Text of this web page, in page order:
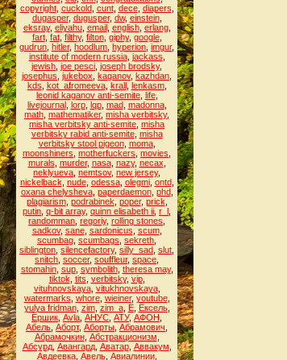
copyright, cuckold, cunt, dece, diapers
dugasper, dugusper, dw, einstein,
eksray, eliyahu, email, english, erlang,
fart, fat, filthy, filton, giphy, google,
gudrun hitler, hoodlum hyperion imgur,
institute of modern russia, jackass
jewish joe pesci joseph brodsky,
josephus jukebox kaganov, kazhdan
kds kot_afromeeva, krall, lenkasm,
leonid kaganov anti-semite, life,
livejournal, lorp, lqp, mad, madonna,
math mathematiker, misha verbitsky,
misha verbitsky anti-semite misha
verbitsky rabid anti-semite, misha
verbitsky stool pigeon, moma,
moonshiners motherfuckers movies
murals murder, nasa, nazy, necax
neklyueva nemtsov, new jersey,
nickelback nude, odessa, olegmi, ontd,
oxana chelysheva, paperdaemon, phd,
plagiarism, podrabinek poper, prick
putin q-bit array, quinn elisabeth ii r_l
randomman regoriy, rolling stones
sadkov, sane, sardonicus scum,
scumbag scumbags sekreth
siblington silencefactory, silly_sad slut
snitch soccer, souffleur, space
stomahin, sup, symbolith, theresa may,
tiktok tits verbitsky, vip,
vituhnovskaya, vitukhnovskaya,
watermarks whore, wieiner, youtube,
yulya fridman, zim, zim_a, Ё, Ёксель,
Ёршик Аvla АНУС АТУ, АФОН
Абель Аборт, Аборты Абрамович
Абрамочкин, Абстракционизм
Абсурд, Авангард, Аватар, Аввакум
Авдеевка, Авель, Авиалинии,